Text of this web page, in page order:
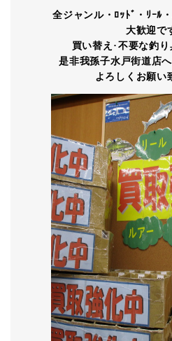
全ジャンル・ﾛｯﾄﾞ・ﾘｰﾙ
大歓迎で
買い替え ･不要な釣り
是非我孫子水戸街道店
よろしくお願い